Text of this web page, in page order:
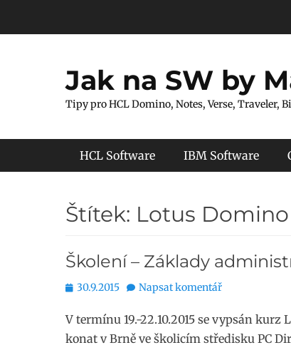
Jak na SW by
Tipy pro HCL Domino, Notes, Verse, Traveler,
Hlavní menu
HCL Software IBM Software
Štítek: Lotus Domino
Školení – Základy
Publikováno
30.9.2015 Napsat komentář
V termínu 19.-22.10.2015 se vypsán
konat v Brně ve školicím středisku PC